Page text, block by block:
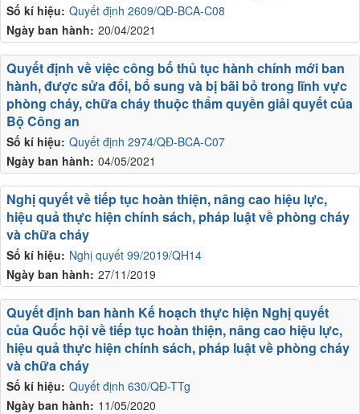
Số kí hiệu: Quyết định 2609/QĐ-BCA-C08
Ngày ban hành: 20/04/2021
Số kí hiệu: Quyết định 2974/QĐ-BCA-C07
Ngày ban hành: 04/05/2021
Quyết định về việc công bố thủ tục hành chính mới ban
hành, được sửa đổi, bổ sung và bị bãi bỏ trong lĩnh vực
phòng cháy, chữa cháy thuộc thẩm quyền giải quyết của
Bộ Công an
Số kí hiệu: Nghị quyết 99/2019/QH14
Ngày ban hành: 27/11/2019
Nghị quyết về tiếp tục hoàn thiện, nâng cao hiệu lực,
hiệu quả thực hiện chính sách, pháp luật về phòng cháy
và chữa cháy
Số kí hiệu: Quyết định 630/QĐ-TTg
Ngày ban hành: 11/05/2020
Quyết định ban hành Kế hoạch thực hiện Nghị quyết
của Quốc hội về tiếp tục hoàn thiện, nâng cao hiệu lực,
hiệu quả thực hiện chính sách, pháp luật về phòng cháy
và chữa cháy